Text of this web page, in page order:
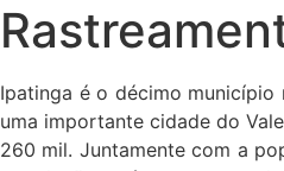
Ipatinga é o décimo
uma importante cidade do
260 mil. Juntamente com a